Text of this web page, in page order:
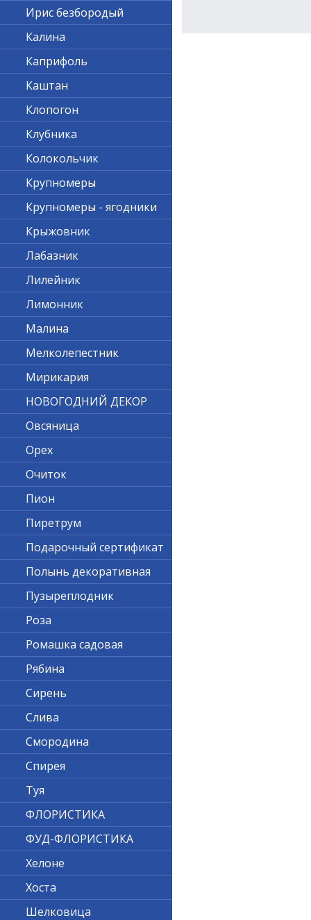
Ирис безбородый
Калина
Каприфоль
Каштан
Клопогон
Клубника
Колокольчик
Крупномеры
Крупномеры - ягодники
Крыжовник
Лабазник
Лилейник
Лимонник
Малина
Мелколепестник
Мирикария
НОВОГОДНИЙ ДЕКОР
Овсяница
Орех
Очиток
Пион
Пиретрум
Подарочный сертификат
Полынь декоративная
Пузыреплодник
Роза
Ромашка садовая
Рябина
Сирень
Слива
Смородина
Спирея
Туя
ФЛОРИСТИКА
ФУД-ФЛОРИСТИКА
Хелоне
Хоста
Шелковица